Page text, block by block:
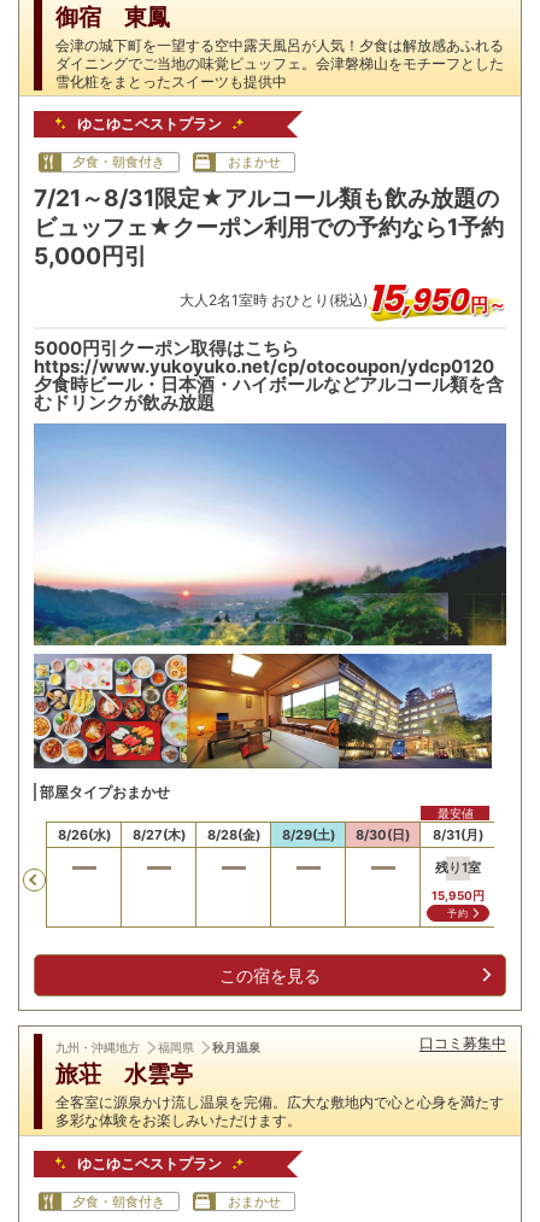
御宿 東鳳
会津の城下町を一望する空中露天風呂が人気！夕食は解放感あふれる
ダイニングでご当地の味覚ビュッフェ。会津磐梯山をモチーフとした
雪化粧をまとったスイーツも提供中
ゆこゆこベストプラン
夕食・朝食付き おまかせ
7/21～8/31限定★アルコール類も飲み放題の
ビュッフェ★クーポン利用での予約なら1予約
5,000円引
大人 2名1室時 おひとり(税込)15,950円～
5000円引クーポン取得はこちら
https://www.yukoyuko.net/cp/otocoupon/ydcp0120
夕食時ビール・日本酒・ハイボールなどアルコール類を含
むドリンクが飲み放題
部屋タイプおまかせ
Previous
8/26(水) 8/27(木) 8/28(金) 8/29(土) 8/30(日)
8/31(月)
残り1室
15,950円
予約
最安値
この宿を見る
九州・沖縄地方 福岡県 秋月温泉 口コミ募集中
旅荘 水雲亭
全客室に源泉かけ流し温泉を完備。広大な敷地内で心と心身を満たす
多彩な体験をお楽しみいただけます。
ゆこゆこベストプラン
夕食・朝食付き おまかせ